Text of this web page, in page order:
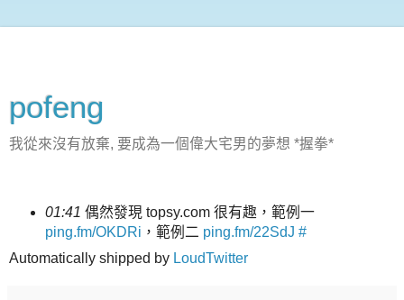
pofeng
我從來沒有放棄, 要成為一個偉大宅男的夢想 *握拳*
01:41 偶然發現 topsy.com 很有趣，範例一
ping.fm/OKDRi ，範例二 ping.fm/22SdJ #
Automatically shipped by LoudTwitter